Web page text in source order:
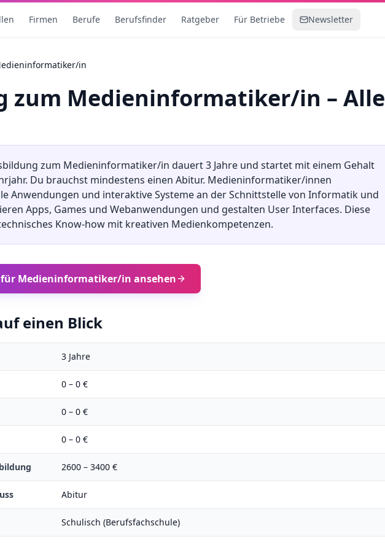
Firmen Berufe Berufsfinder Ratgeber Für Betriebe Newsletter
in
zum Medieninformatiker/in – Alle
zum Medieninformatiker/in dauert3 Jahre und startet mit einem Gehalt
Du brauchst mindestens einen Abitur. Medieninformatiker/innen
Anwendungen und interaktive Systeme an der Schnittstelle von Informatik und
Apps, Games und Webanwendungen und gestalten User Interfaces. Diese
Know-how mit kreativen Medienkompetenzen.
Medieninformatiker/in ansehen
einen Blick
3 Jahre
0 – 0 €
0 – 0 €
0 – 0 €
2600 – 3400 €
Abitur
Schulisch (Berufsfachschule)